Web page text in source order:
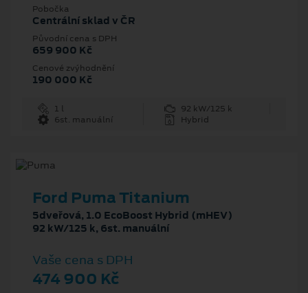
Pobočka
Centrální sklad v ČR
Původní cena s DPH
659 900 Kč
Cenové zvýhodnění
190 000 Kč
1 l
92 kW/125 k
6st. manuální
Hybrid
Ford Puma Titanium
5dveřová, 1.0 EcoBoost Hybrid (mHEV)
92 kW/125 k, 6st. manuální
Vaše cena s DPH
474 900 Kč